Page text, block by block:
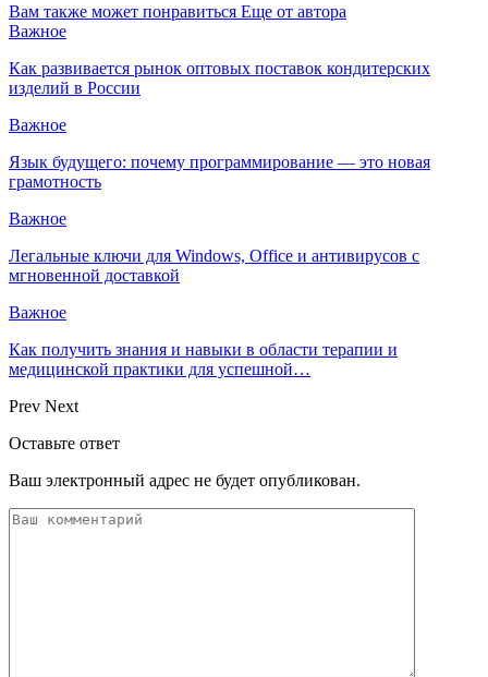
Вам также может понравиться Еще от автора
Важное
Как развивается рынок оптовых поставок кондитерских
изделий в России
Важное
Язык будущего: почему программирование — это новая
грамотность
Важное
Легальные ключи для Windows, Office и антивирусов с
мгновенной доставкой
Важное
Как получить знания и навыки в области терапии и
медицинской практики для успешной…
Prev Next
Оставьте ответ
Ваш электронный адрес не будет опубликован.